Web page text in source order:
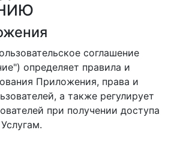
соглашение
определяет правила и
Приложения, права и
а также регулирует
при получении доступа